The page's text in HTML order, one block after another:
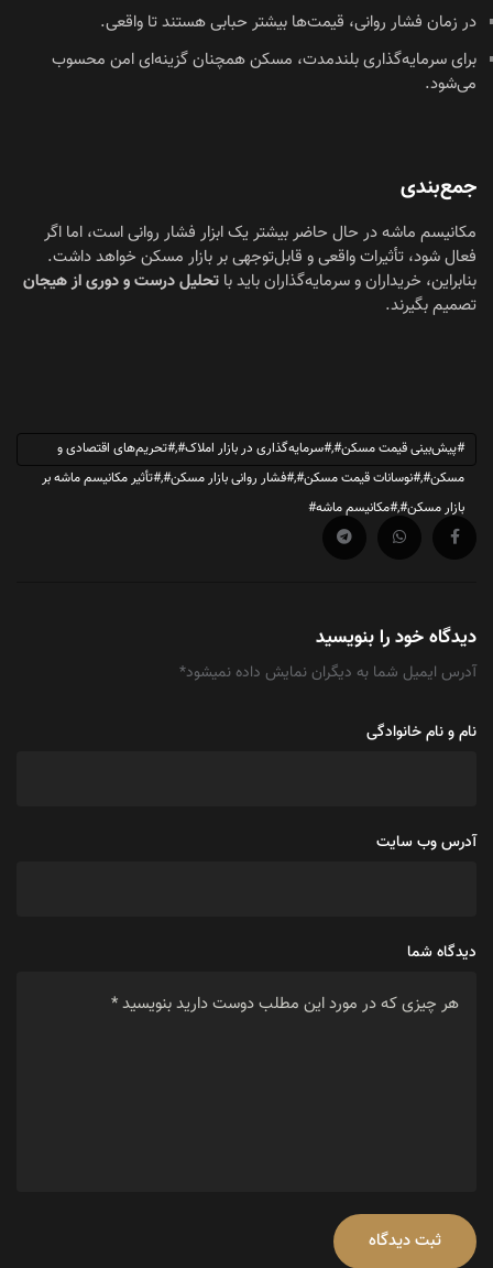
در زمان فشار روانی، قیمت‌ها بیشتر حبابی هستند تا واقعی.
برای سرمایه‌گذاری بلندمدت، مسکن همچنان گزینه‌ای امن محسوب
می‌شود.
جمع‌بندی
مکانیسم ماشه در حال حاضر بیشتر یک ابزار فشار روانی است، اما اگر
فعال شود، تأثیرات واقعی و قابل‌توجهی بر بازار مسکن خواهد داشت.
بنابراین، خریداران و سرمایه‌گذاران باید با تحلیل درست و دوری از هیجان
تصمیم بگیرند.
#پیش‌بینی قیمت مسکن#,#سرمایه‌گذاری در بازار املاک#,#تحریم‌های اقتصادی و
مسکن#,#نوسانات قیمت مسکن#,#فشار روانی بازار مسکن#,#تأثیر مکانیسم ماشه بر
بازار مسکن#,#مکانیسم ماشه#
دیدگاه خود را بنویسید
آدرس ایمیل شما به دیگران نمایش داده نمیشود*
نام و نام خانوادگی
آدرس وب سایت
دیدگاه شما
ثبت دیدگاه